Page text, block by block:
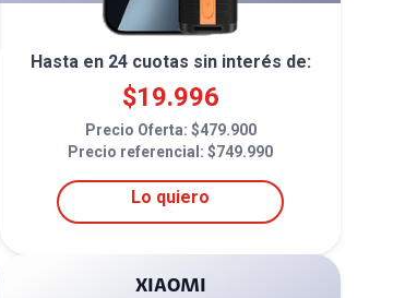
Hasta en 24cuotas sin interés de:
$19.996
Precio Oferta: $479.900
Precio referencial: $749.990
Lo quiero
XIAOMI